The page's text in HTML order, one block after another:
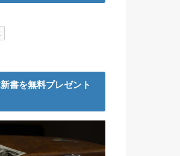
書を無料プレゼント